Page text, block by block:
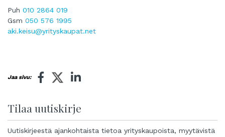
Puh 010 2864 019
Gsm 050 576 1995
aki.keisu@yrityskaupat.net
Jaa sivu:
Tilaa uutiskirje
Uutiskirjeestä ajankohtaista tietoa yrityskaupoista, myytävistä